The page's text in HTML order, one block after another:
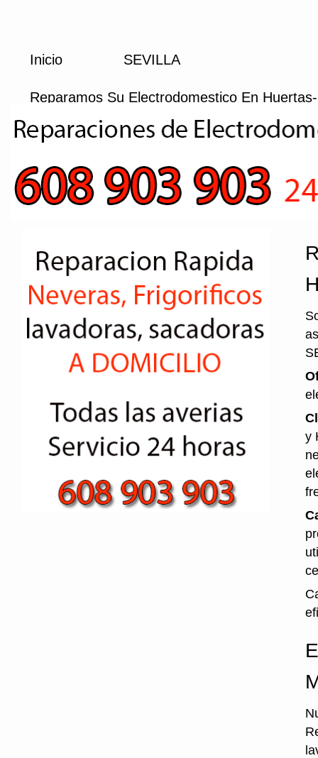
Inicio SEVILLA
Reparamos Su Electrodomestico En
y